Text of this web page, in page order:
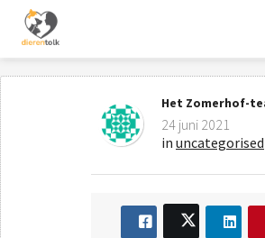
Het Zomerhof-
24 juni 2021
in uncategorised